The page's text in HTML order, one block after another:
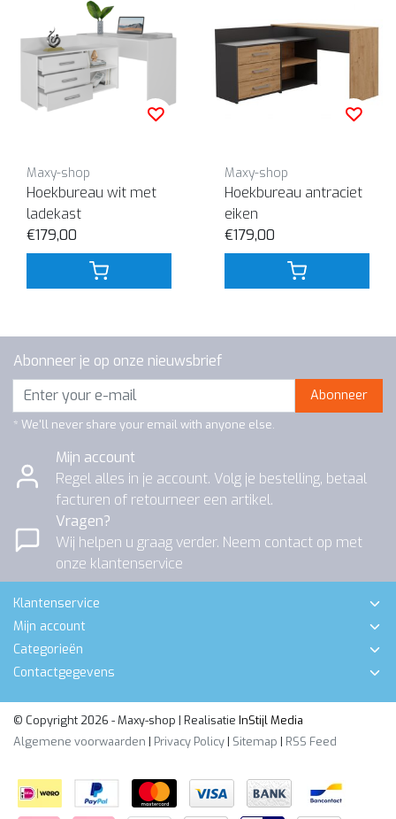
Maxy-shop
Hoekbureau wit met
ladekast
€179,00
Maxy-shop
Hoekbureau antraciet
eiken
€179,00
Abonneer je op onze nieuwsbrief
Abonneer
* We'll never share your email with anyone else.
Mijn account
Regel alles in je account. Volg je bestelling, betaal
facturen of retourneer een artikel.
Vragen?
Wij helpen u graag verder. Neem contact op met
onze klantenservice
Klantenservice
Mijn account
Categorieën
Contactgegevens
© Copyright 2026 - Maxy-shop | Realisatie InStijl Media
Algemene voorwaarden | Privacy Policy | Sitemap | RSS Feed